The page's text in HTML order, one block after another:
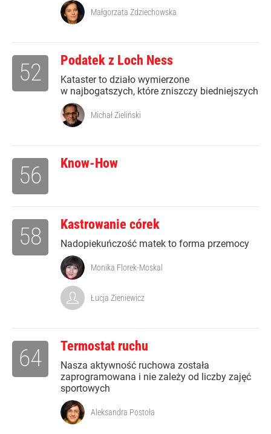
Małgorzata Zdziechowska
Podatek z Loch Ness
Kataster to działo wymierzone
w najbogatszych, które zniszczy biedniejszych
52
Michał Zieliński
Know-How
56
Kastrowanie córek
Nadopiekuńczość matek to forma przemocy
58
Monika Florek-Moskal
Łucja Zieniewicz
Termostat ruchu
Nasza aktywność ruchowa została
zaprogramowana i nie zależy od liczby zajęć
sportowych
64
Aleksandra Postoła